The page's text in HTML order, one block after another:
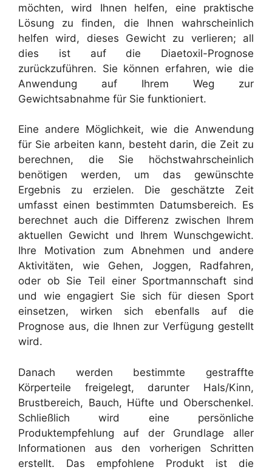
möchten, wird Ihnen helfen, eine praktische
Lösung zu finden, die Ihnen wahrscheinlich
helfen wird, dieses Gewicht zu verlieren; all
dies ist auf die Diaetoxil-Prognose
zurückzuführen. Sie können erfahren, wie die
Anwendung auf Ihrem Weg zur
Gewichtsabnahme für Sie funktioniert.
Eine andere Möglichkeit, wie die Anwendung
für Sie arbeiten kann, besteht darin, die Zeit zu
berechnen, die Sie höchstwahrscheinlich
benötigen werden, um das gewünschte
Ergebnis zu erzielen. Die geschätzte Zeit
umfasst einen bestimmten Datumsbereich. Es
berechnet auch die Differenz zwischen Ihrem
aktuellen Gewicht und Ihrem Wunschgewicht.
Ihre Motivation zum Abnehmen und andere
Aktivitäten, wie Gehen, Joggen, Radfahren,
oder ob Sie Teil einer Sportmannschaft sind
und wie engagiert Sie sich für diesen Sport
einsetzen, wirken sich ebenfalls auf die
Prognose aus, die Ihnen zur Verfügung gestellt
wird.
Danach werden bestimmte gestraffte
Körperteile freigelegt, darunter Hals/Kinn,
Brustbereich, Bauch, Hüfte und Oberschenkel.
Schließlich wird eine persönliche
Produktempfehlung auf der Grundlage aller
Informationen aus den vorherigen Schritten
erstellt. Das empfohlene Produkt ist die